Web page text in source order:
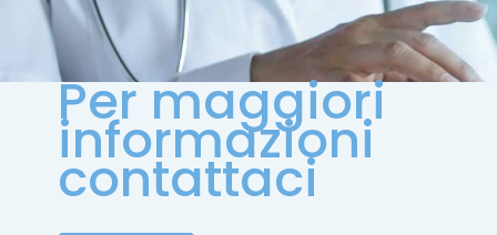
Per maggiori
informazioni
contattaci